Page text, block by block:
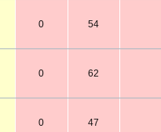
0 54
0 62
0 47